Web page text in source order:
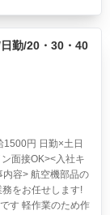
勤/20・30・40
1500円 日勤×土日
面接OK><入社キ
容> 航空機部品の
をお任せします!
す 軽作業のため作